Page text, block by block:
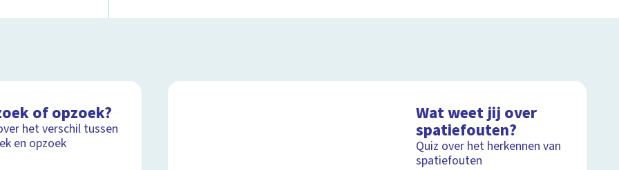
of opzoek?
het verschil tussen
en opzoek
Wat weet jij over
spatiefouten?
Quiz over het herkennen van
spatiefouten